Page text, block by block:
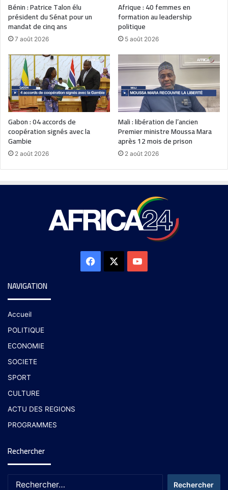
Bénin : Patrice Talon élu
président du Sénat pour un
mandat de cinq ans
7 août 2026
Afrique : 40 femmes en
formation au leadership
politique
5 août 2026
Gabon : 04 accords de
coopération signés avec la
Gambie
2 août 2026
Mali : libération de l’ancien
Premier ministre Moussa Mara
après 12 mois de prison
2 août 2026
NAVIGATION
Accueil
POLITIQUE
ECONOMIE
SOCIETE
SPORT
CULTURE
ACTU DES REGIONS
PROGRAMMES
Rechercher